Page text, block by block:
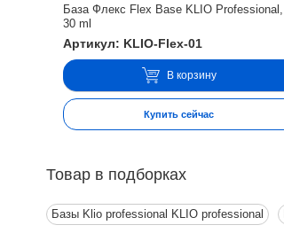
База Флекс Flex Base KLIO Professional,
30 ml
Артикул: KLIO-Flex-01
В корзину
Купить сейчас
Товар в подборках
Базы Klio professional KLIO professional